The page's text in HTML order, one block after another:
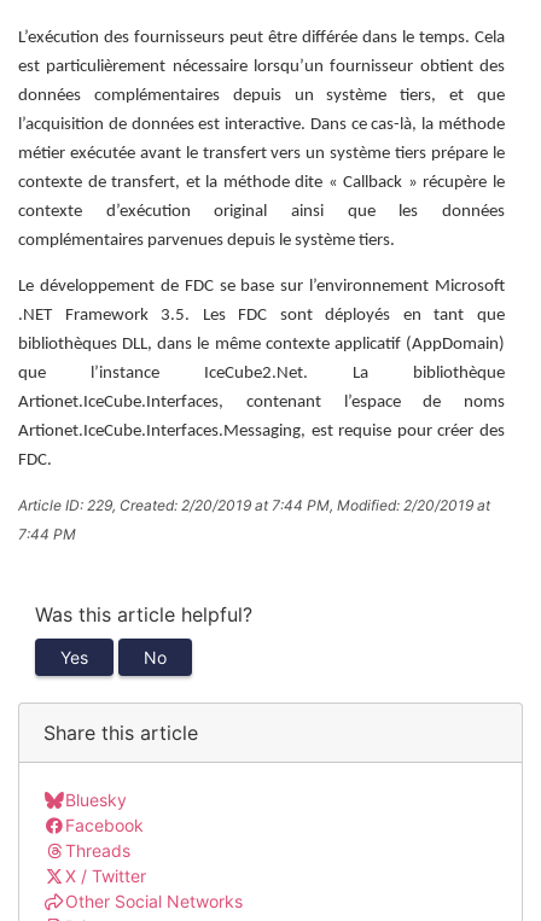
L’exécution des fournisseurs peut être différée dans le temps. Cela
est particulièrement nécessaire lorsqu’un fournisseur obtient des
données complémentaires depuis un système tiers, et que
l’acquisition de données est interactive. Dans ce cas-là, la méthode
métier exécutée avant le transfert vers un système tiers prépare le
contexte de transfert, et la méthode dite « Callback » récupère le
contexte d’exécution original ainsi que les données
complémentaires parvenues depuis le système tiers.
Le développement de FDC se base sur l’environnement Microsoft
.NET Framework 3.5. Les FDC sont déployés en tant que
bibliothèques DLL, dans le même contexte applicatif (AppDomain)
que l’instance IceCube2.Net. La bibliothèque
Artionet.IceCube.Interfaces, contenant l’espace de noms
Artionet.IceCube.Interfaces.Messaging, est requise pour créer des
FDC.
Article ID: 229, Created: 2/20/2019 at 7:44 PM, Modified: 2/20/2019 at
7:44 PM
Was this article helpful?
Yes No
Share this article
Bluesky
Facebook
Threads
X / Twitter
Other Social Networks